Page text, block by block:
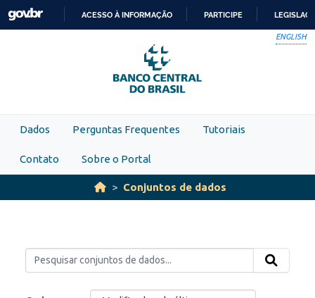
Skip to main content
PARA
O
CONTEÚDO
ACESSO À INFORMAÇÃO PARTICIPE
ENGLISH
Dados Perguntas Frequentes Tutoriais
Contato Sobre o Portal
Conjuntos de dados